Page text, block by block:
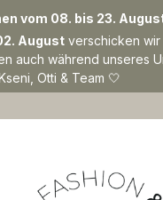
vom 08. bis 23.
August verschicken wir
auch während unseres
Otti & Team 🤍